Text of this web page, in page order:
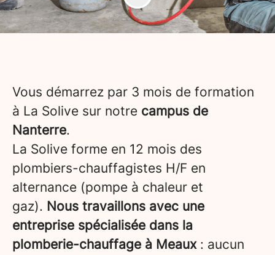
Vous démarrez par 3 mois de formation
à La Solive sur notre campus de
Nanterre.
La Solive forme en 12 mois des
plombiers-chauffagistes H/F en
alternance (pompe à chaleur et
gaz). Nous travaillons avec une
entreprise spécialisée dans la
plomberie-chauffage à Meaux: aucun